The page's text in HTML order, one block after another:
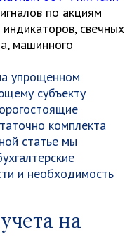
по акциям
свечных
машинного
упрощенном
субъекту
комплекта
статье мы
и необходимость
на